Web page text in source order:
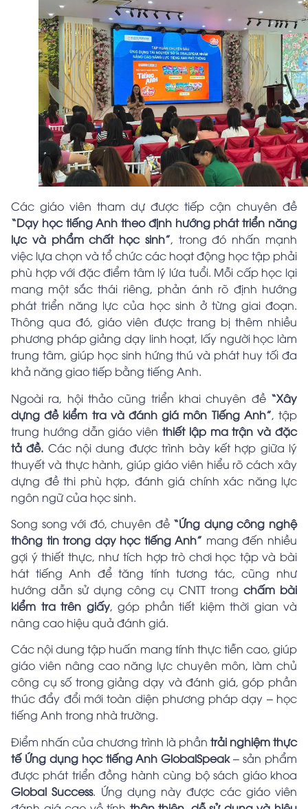
Các giáo viên tham dự được tiếp cận chuyên đề
“Dạy học tiếng Anh theo định hướng phát triển năng
lực và phẩm chất học sinh”, trong đó nhấn mạnh
việc lựa chọn và tổ chức các hoạt động học tập phải
phù hợp với đặc điểm tâm lý lứa tuổi. Mỗi cấp học lại
mang một sắc thái riêng, phản ánh rõ định hướng
phát triển năng lực của học sinh ở từng giai đoạn.
Thông qua đó, giáo viên được trang bị thêm nhiều
phương pháp giảng dạy linh hoạt, lấy người học làm
trung tâm, giúp học sinh hứng thú và phát huy tối đa
khả năng giao tiếp bằng tiếng Anh.
Ngoài ra, hội thảo cũng triển khai chuyên đề “Xây
dựng đề kiểm tra và đánh giá môn Tiếng Anh”, tập
trung hướng dẫn giáo viên thiết lập ma trận và đặc
tả đề. Các nội dung được trình bày kết hợp giữa lý
thuyết và thực hành, giúp giáo viên hiểu rõ cách xây
dựng đề thi phù hợp, đánh giá chính xác năng lực
ngôn ngữ của học sinh.
Song song với đó, chuyên đề “Ứng dụng công nghệ
thông tin trong dạy học tiếng Anh” mang đến nhiều
gợi ý thiết thực, như tích hợp trò chơi học tập và bài
hát tiếng Anh để tăng tính tương tác, cũng như
hướng dẫn sử dụng công cụ CNTT trong chấm bài
kiểm tra trên giấy, góp phần tiết kiệm thời gian và
nâng cao hiệu quả đánh giá.
Các nội dung tập huấn mang tính thực tiễn cao, giúp
giáo viên nâng cao năng lực chuyên môn, làm chủ
công cụ số trong giảng dạy và đánh giá, góp phần
thúc đẩy đổi mới toàn diện phương pháp dạy – học
tiếng Anh trong nhà trường.
Điểm nhấn của chương trình là phần trải nghiệm thực
tế Ứng dụng học tiếng Anh GlobalSpeak– sản phẩm
được phát triển đồng hành cùng bộ sách giáo khoa
Global Success. Ứng dụng này được các giáo viên